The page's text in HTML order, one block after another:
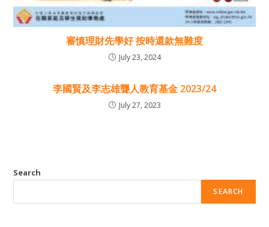
審慎理財先學好 按時還款無難度
July 23, 2024
李國賢及李志雄聾人教育基金 2023/24
July 27, 2023
Search
SEARCH